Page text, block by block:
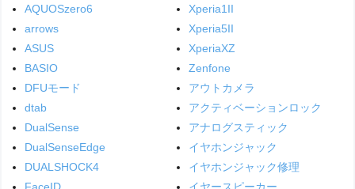
AQUOSzero6
arrows
ASUS
BASIO
DFUモード
dtab
DualSense
DualSenseEdge
DUALSHOCK4
FaceID
Xperia1II
Xperia5II
XperiaXZ
Zenfone
アウトカメラ
アクティベーションロック
アナログスティック
イヤホンジャック
イヤホンジャック修理
イヤースピーカー